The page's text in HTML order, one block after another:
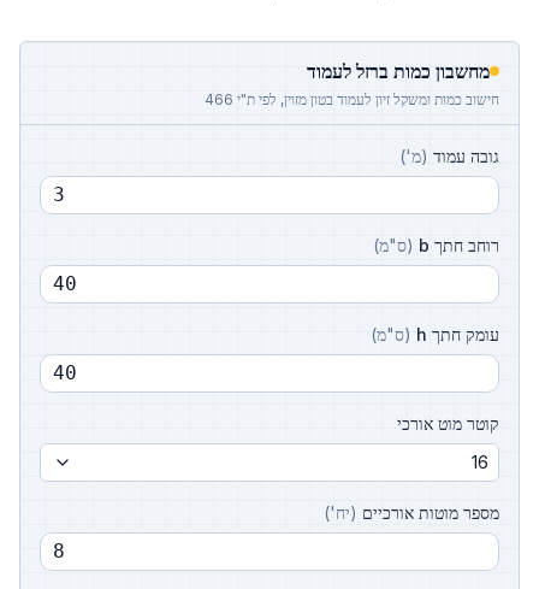
מחשבון כמות ברזל לעמוד
חישוב כמות ומשקל זיון לעמוד בטון מזוין, לפי ת"י 466
גובה עמוד (מ')
רוחב חתך b (ס"מ)
עומק חתך h (ס"מ)
קוטר מוט אורכי
16
מספר מוטות אורכיים (יח')